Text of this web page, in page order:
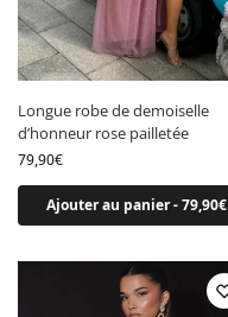
Robe en maille
Robe popeline
Robe en velours
Robe sequins
Par saison
Par saison
Robe automne
Longue robe de demoiselle
d’honneur rose pailletée
79,90€
Ajouter au panier - 79,90€